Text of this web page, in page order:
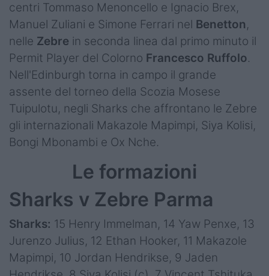
centri Tommaso Menoncello e Ignacio Brex,
Manuel Zuliani e Simone Ferrari nel Benetton,
nelle Zebre in seconda linea dal primo minuto il
Permit Player del Colorno Francesco Ruffolo.
Nell'Edinburgh torna in campo il grande
assente del torneo della Scozia Mosese
Tuipulotu, negli Sharks che affrontano le Zebre
gli internazionali Makazole Mapimpi, Siya Kolisi,
Bongi Mbonambi e Ox Nche.
Le formazioni
Sharks v Zebre Parma
Sharks: 15 Henry Immelman, 14 Yaw Penxe, 13
Jurenzo Julius, 12 Ethan Hooker, 11 Makazole
Mapimpi, 10 Jordan Hendrikse, 9 Jaden